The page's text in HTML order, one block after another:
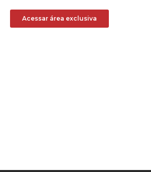
Acessar área exclusiva